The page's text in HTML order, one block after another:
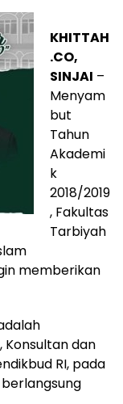
KHITTAH
.CO,
SINJAI –
Menyam
but
Tahun
Akademi
k
2018/2019
, Fakultas
Tarbiyah
memberikan
Konsultan dan
RI, pada
berlangsung